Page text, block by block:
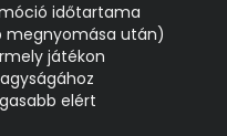
időtartama
megnyomása után)
játékon
elért